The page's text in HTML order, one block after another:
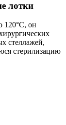
лотки
120°C, он
стеллажей,
стерилизацию